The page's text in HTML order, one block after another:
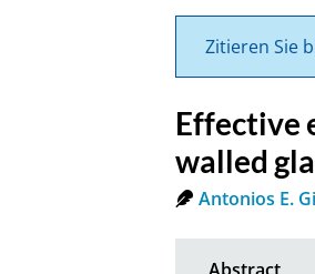
Zitieren Sie
Effective
walled
Antonios E.